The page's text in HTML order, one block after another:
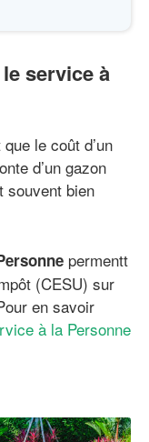
service à
le coût d’un
d’un gazon
souvent bien
permentt
(CESU) sur
en savoir
à la Personne